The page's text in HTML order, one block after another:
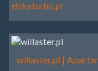
ebiketurbo.pl
willaster.pl |